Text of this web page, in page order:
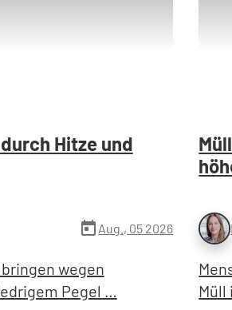
Hitze und
todayAug., 05 2026
wegen
Pegel …
Müll